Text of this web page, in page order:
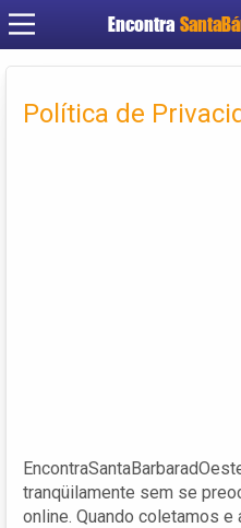
Encontra
Política de
tranqüilamente sem se
online. Quando coletamos